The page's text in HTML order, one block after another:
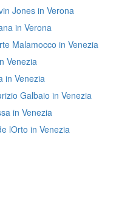
Jones in Verona
in Verona
Malamocco in Venezia
Venezia
in Venezia
Galbaio in Venezia
in Venezia
lOrto in Venezia